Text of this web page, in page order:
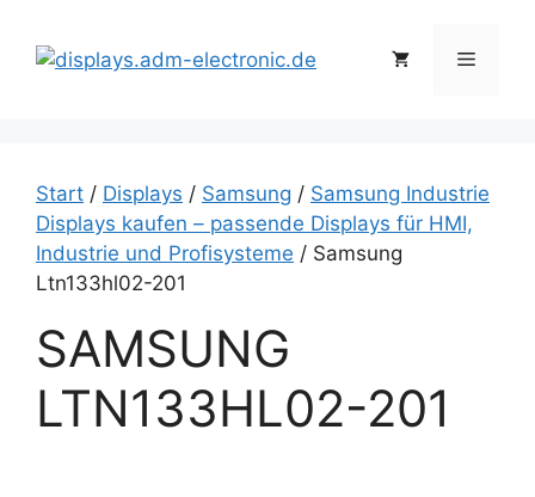
Inhalt
springen
Menü
Start / Displays / Samsung / Samsung Industrie
Displays kaufen – passende Displays für HMI,
Industrie und Profisysteme / Samsung
Ltn133hl02-201
SAMSUNG
LTN133HL02-201